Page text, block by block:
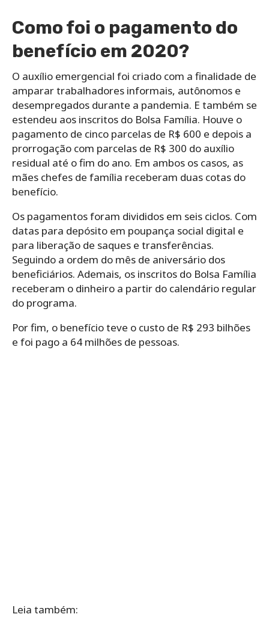
Como foi o pagamento do
benefício em 2020?
O auxílio emergencial foi criado com a finalidade de
amparar trabalhadores informais, autônomos e
desempregados durante a pandemia. E também se
estendeu aos inscritos do Bolsa Família. Houve o
pagamento de cinco parcelas de R$ 600 e depois a
prorrogação com parcelas de R$ 300 do auxílio
residual até o fim do ano. Em ambos os casos, as
mães chefes de família receberam duas cotas do
benefício.
Os pagamentos foram divididos em seis ciclos. Com
datas para depósito em poupança social digital e
para liberação de saques e transferências.
Seguindo a ordem do mês de aniversário dos
beneficiários. Ademais, os inscritos do Bolsa Família
receberam o dinheiro a partir do calendário regular
do programa.
Por fim, o benefício teve o custo de R$ 293 bilhões
e foi pago a 64 milhões de pessoas.
Leia também: